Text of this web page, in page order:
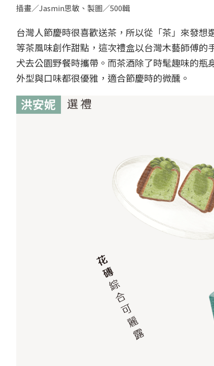
插畫／Jasmin思敏、製圖／500輯
台灣人節慶時很喜歡送茶，所以從「茶」來發
等茶風味創作甜點，這次禮盒以台灣木藝師傅
犬去公園野餐時攜帶。而茶酒除了時髦趣味的瓶
外型與口味都很優雅，適合節慶時的微醺。